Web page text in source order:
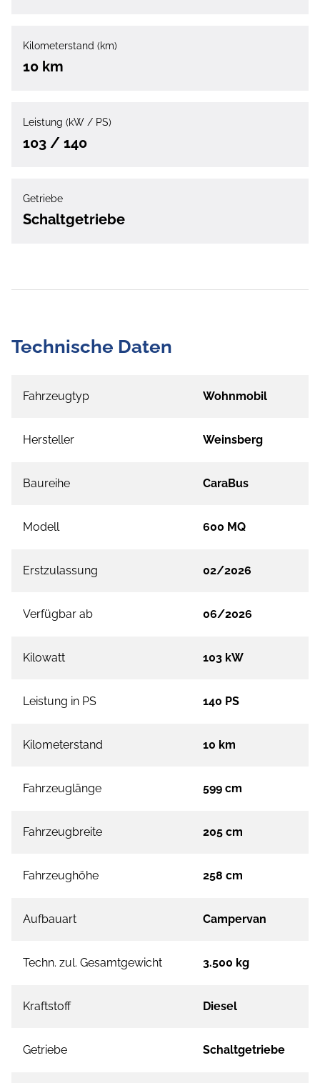
Kilometerstand (km)
10 km
Leistung (kW / PS)
103 / 140
Getriebe
Schaltgetriebe
Technische Daten
Fahrzeugtyp Wohnmobil
Hersteller Weinsberg
Baureihe CaraBus
Modell 600 MQ
Erstzulassung 02/2026
Verfügbar ab 06/2026
Kilowatt 103 kW
Leistung in PS 140 PS
Kilometerstand 10 km
Fahrzeuglänge 599 cm
Fahrzeugbreite 205 cm
Fahrzeughöhe 258 cm
Aufbauart Campervan
Techn. zul. Gesamtgewicht 3.500 kg
Kraftstoff Diesel
Getriebe Schaltgetriebe